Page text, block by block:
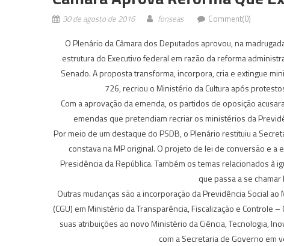
30 de agosto de 2016 fonseas Comment(0)
O Plenário da Câmara dos Deputados aprovou, na
estrutura do Executivo federal em razão da reforma
Senado. A proposta transforma, incorpora, cria e extingue
726, recriou o Ministério da Cultura após
Com a aprovação da emenda, os partidos de oposição
emendas que pretendiam recriar os ministérios da
Por meio de um destaque do PSDB, o Plenário restituiu a
constava na MP original. O projeto de lei de conversão e
Presidência da República. Também os temas relacionados à
que passa a se
Outras mudanças são a incorporação da Previdência Social
(CGU) em Ministério da Transparência, Fiscalização e Controle
suas atribuições ao novo Ministério da Ciência, Tecnologia,
com a Secretaria de Governo em